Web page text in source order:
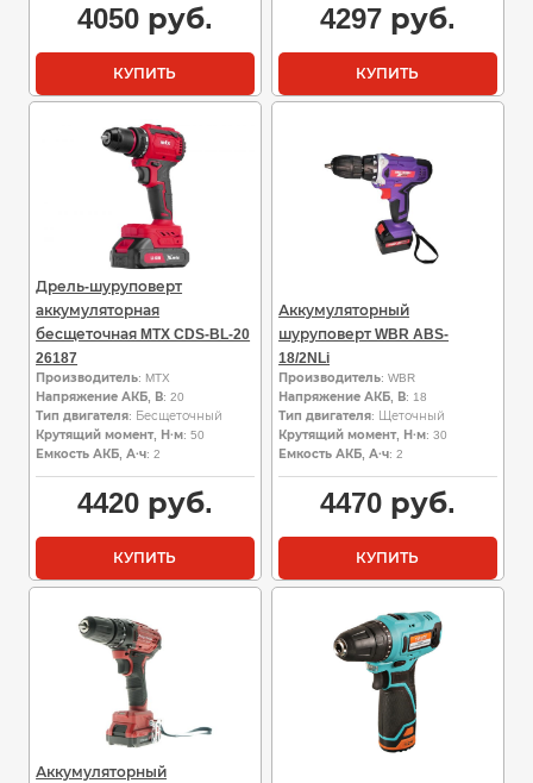
4050руб.
КУПИТЬ
4297руб.
КУПИТЬ
Дрель-шуруповерт
аккумуляторная
бесщеточная MTX CDS-BL-20
26187
Производитель: MTX
Напряжение АКБ, В: 20
Тип двигателя: Бесщеточный
Крутящий момент, Н·м: 50
Емкость АКБ, А·ч: 2
4420руб.
КУПИТЬ
Аккумуляторный
шуруповерт WBR ABS-
18/2NLi
Производитель: WBR
Напряжение АКБ, В: 18
Тип двигателя: Щеточный
Крутящий момент, Н·м: 30
Емкость АКБ, А·ч: 2
4470руб.
КУПИТЬ
Аккумуляторный